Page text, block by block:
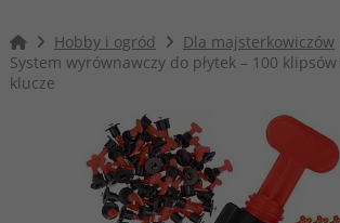
Hobby i ogród
Dla majsterkowiczów
System wyrównawczy do płytek – 100
klucze